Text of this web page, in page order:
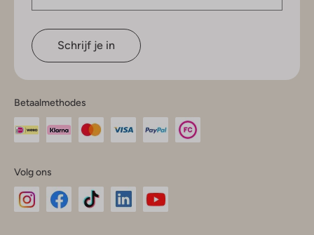
Schrijf je in
Betaalmethodes
Volg ons